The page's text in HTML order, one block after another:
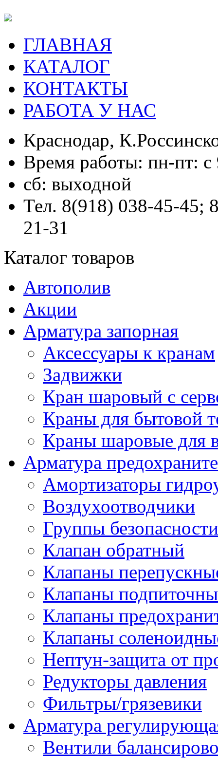
ГЛАВНАЯ
КАТАЛОГ
КОНТАКТЫ
РАБОТА У НАС
Краснодар,
Время работы: пн-пт:
сб: выходной
Тел. 8(918) 038-45-45;
21-31
Каталог товаров
Автополив
Акции
Арматура запорная
Аксессуары к кранам
Задвижки
Кран шаровый с
Краны для бытовой
Краны шаровые для
Арматура
Амортизаторы
Воздухоотводчики
Группы безопасности
Клапан обратный
Клапаны
Клапаны
Клапаны
Клапаны
Нептун-защита от
Редукторы давления
Фильтры/грязевики
Арматура
Вентили